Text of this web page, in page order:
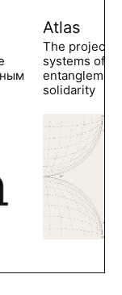
Atlas
The project
systems of
solidarity